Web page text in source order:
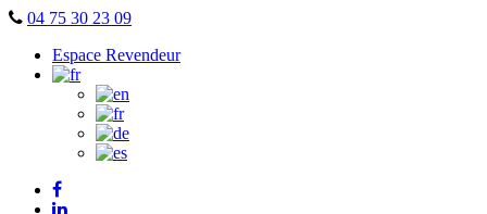
Skip
content
04 75 30 23 09
Espace Revendeur